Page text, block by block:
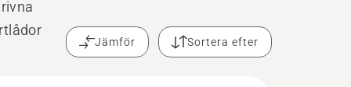
Jämför Sortera efter